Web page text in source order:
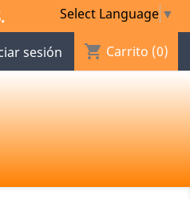
Select Language ▼
sesión shopping_cart Carrito (0)